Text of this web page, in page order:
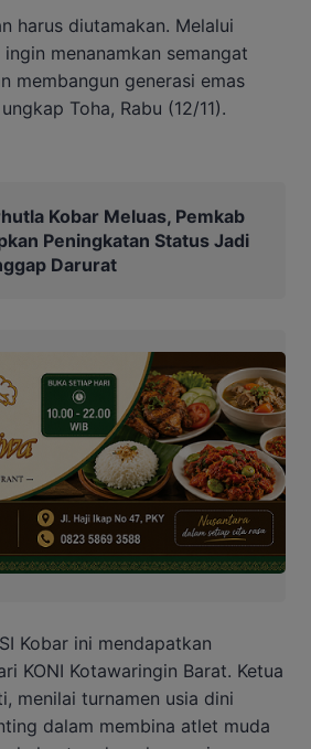
harus diutamakan. Melalui
menanamkan semangat
membangun generasi emas
Toha, Rabu (12/11).
Kobar Meluas, Pemkab
Peningkatan Status Jadi
Darurat
Kobar ini mendapatkan
KONI Kotawaringin Barat. Ketua
menilai turnamen usia dini
dalam membina atlet muda